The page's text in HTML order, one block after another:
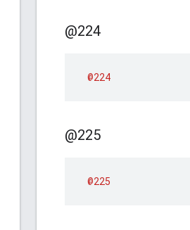
@224
@224
@225
@225